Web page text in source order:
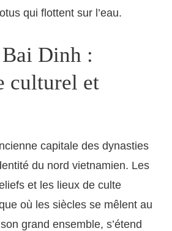
qui flottent sur l’eau.
Dinh :
culturel et
capitale des dynasties
du nord vietnamien. Les
et les lieux de culte
où les siècles se mêlent au
grand ensemble, s’étend